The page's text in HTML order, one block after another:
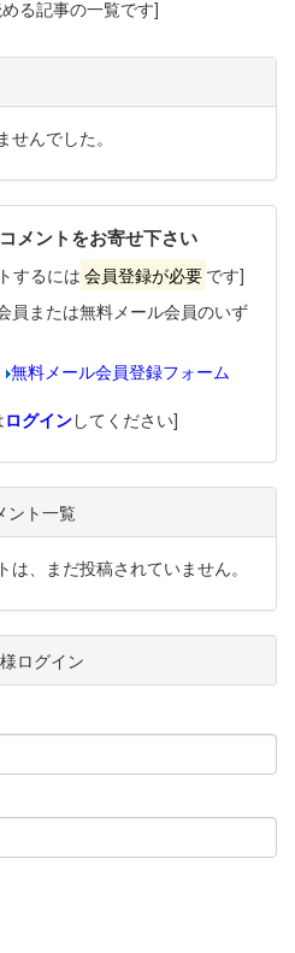
る記事の一覧です]
んでした。
メントをお寄せ下さい
するには 会員登録が必要 です]
員または無料メール会員のいず
無料メール会員登録フォーム
ログインしてください]
ント一覧
、まだ投稿されていません。
ログイン